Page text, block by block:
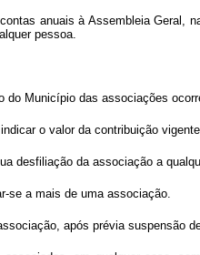
anuais à Assembleia
pessoa.
do Município das associações
o valor da contribuição
desfiliação da associação a
se a mais de uma associação.
após prévia suspensão